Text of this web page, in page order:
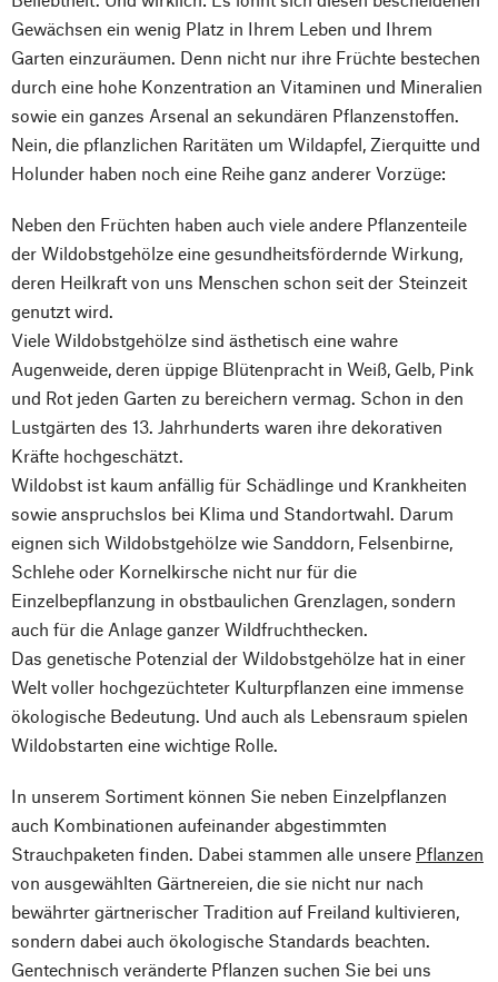
Gewächsen ein wenig Platz in Ihrem Leben und Ihrem
Garten einzuräumen. Denn nicht nur ihre Früchte bestechen
durch eine hohe Konzentration an Vitaminen und Mineralien
sowie ein ganzes Arsenal an sekundären Pflanzenstoffen.
Nein, die pflanzlichen Raritäten um Wildapfel, Zierquitte und
Holunder haben noch eine Reihe ganz anderer Vorzüge:
Neben den Früchten haben auch viele andere Pflanzenteile
der Wildobstgehölze eine gesundheitsfördernde Wirkung,
deren Heilkraft von uns Menschen schon seit der Steinzeit
genutzt wird.
Viele Wildobstgehölze sind ästhetisch eine wahre
Augenweide, deren üppige Blütenpracht in Weiß, Gelb, Pink
und Rot jeden Garten zu bereichern vermag. Schon in den
Lustgärten des 13. Jahrhunderts waren ihre dekorativen
Kräfte hochgeschätzt.
Wildobst ist kaum anfällig für Schädlinge und Krankheiten
sowie anspruchslos bei Klima und Standortwahl. Darum
eignen sich Wildobstgehölze wie Sanddorn, Felsenbirne,
Schlehe oder Kornelkirsche nicht nur für die
Einzelbepflanzung in obstbaulichen Grenzlagen, sondern
auch für die Anlage ganzer Wildfruchthecken.
Das genetische Potenzial der Wildobstgehölze hat in einer
Welt voller hochgezüchteter Kulturpflanzen eine immense
ökologische Bedeutung. Und auch als Lebensraum spielen
Wildobstarten eine wichtige Rolle.
In unserem Sortiment können Sie neben Einzelpflanzen
auch Kombinationen aufeinander abgestimmten
Strauchpaketen finden. Dabei stammen alle unsere Pflanzen
von ausgewählten Gärtnereien, die sie nicht nur nach
bewährter gärtnerischer Tradition auf Freiland kultivieren,
sondern dabei auch ökologische Standards beachten.
Gentechnisch veränderte Pflanzen suchen Sie bei uns